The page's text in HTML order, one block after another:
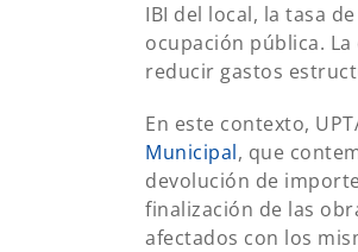
IBI del local, la tasa
ocupación pública.
reducir gastos
En este contexto,
Municipal, que
devolución de
finalización de las
afectados con los